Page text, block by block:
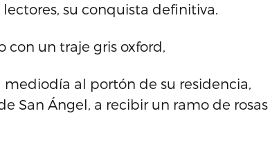
su conquista definitiva.
con un traje gris oxford,
mediodía al portón de su residencia,
San Ángel, a recibir un ramo de rosas